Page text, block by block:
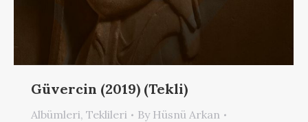
Güvercin (2019) (Tekli)
Albümleri, Teklileri By Hüsnü Arkan